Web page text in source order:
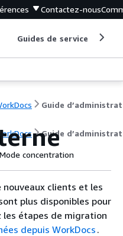
Contactez-nous
Guides de service
Guide
Mode concentration
clients et les
plus disponibles pour
les étapes de migration
depuis WorkDocs.